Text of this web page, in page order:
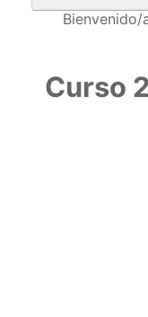
Bienvenido/
Curso